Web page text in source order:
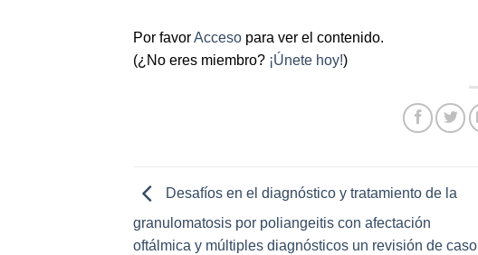
Por favorAcceso para ver el contenido.
(¿No eres miembro? ¡Únete hoy!)
Desafíos en el diagnóstico y tratamiento de la
granulomatosis por poliangeitis con afectación
oftálmica y múltiples diagnósticos un revisión de caso